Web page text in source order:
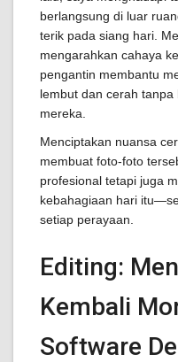
berlangsung di luar
terik pada siang hari.
mengarahkan cahaya
pengantin membantu
lembut dan cerah
mereka.
Menciptakan nuansa
membuat foto-foto
profesional tetapi juga
kebahagiaan hari
setiap perayaan.
Editing:
Kembali
Software